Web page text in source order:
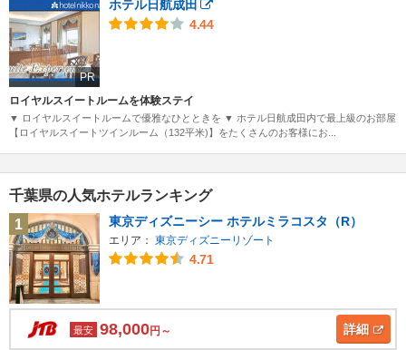
PR
ホテル日航成田
4.44
ロイヤルスイートルームを体験ステイ
▼ ロイヤルスイートルームで優雅なひとときを ▼ ホテル日航成田内で最上級のお部屋
【ロイヤルスイートツインルーム（132平米)】をたくさんのお客様にお...
千葉県の人気ホテルランキング
1
東京ディズニーシー ホテルミラコスタ（R）
エリア： 東京ディズニーリゾート
4.71
最安 98,000円～ 詳細